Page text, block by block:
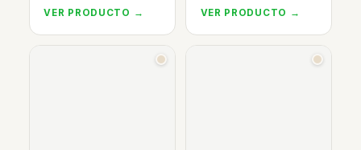
VER PRODUCTO → VER PRODUCTO →